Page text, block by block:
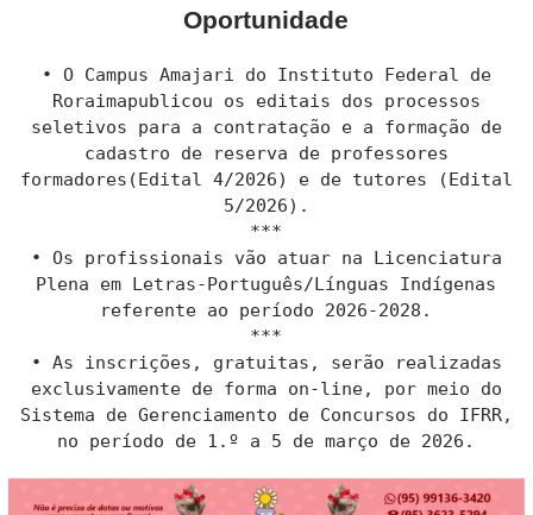
Oportunidade
• O Campus Amajari do Instituto Federal de
Roraimapublicou os editais dos processos
seletivos para a contratação e a formação de
cadastro de reserva de professores
formadores(Edital 4/2026) e de tutores (Edital
5/2026).
***
• Os profissionais vão atuar na Licenciatura
Plena em Letras-Português/Línguas Indígenas
referente ao período 2026-2028.
***
• As inscrições, gratuitas, serão realizadas
exclusivamente de forma on-line, por meio do
Sistema de Gerenciamento de Concursos do IFRR,
no período de 1.º a 5 de março de 2026.